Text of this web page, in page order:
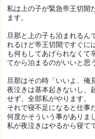
私は上の子が緊急帝王切開
ます。
旦那と上の子も泊まれるん
れるけど帝王切開ですぐに
も何もしてあげられなくて
てから泊まるのがいいと思
旦那はその時「いいよ、俺
夜泣きは基本起きないし、
せず、全部私がやります。
それで寝不足になると仕事
何度かそういう事がありま
私が夜泣きはやるから寝て